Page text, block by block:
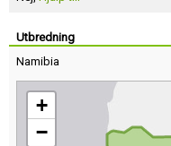
Utbredning
Namibia
+
−